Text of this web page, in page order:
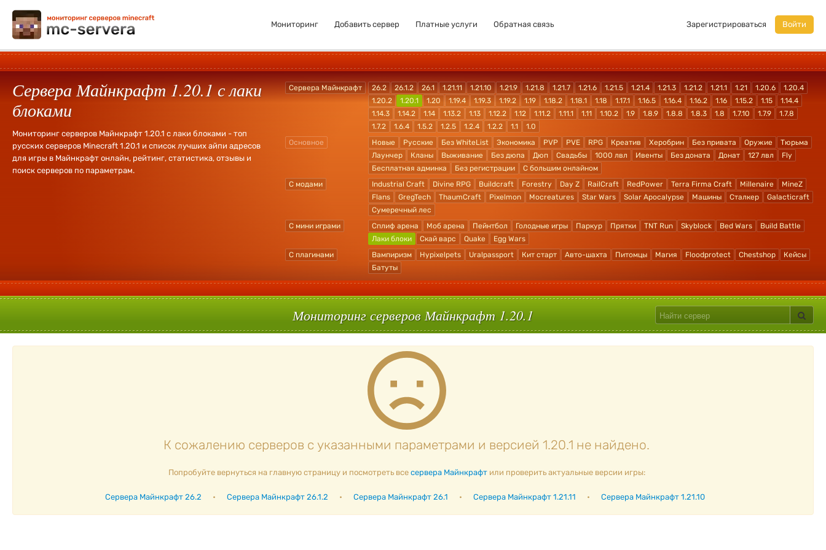
Мониторинг Добавить сервер Платные услуги Обратная связь Зарегистрироваться Войти
Сервера Майнкрафт 1.20.1 с лаки
блоками
Мониторинг серверов Майнкрафт 1.20.1 с лаки блоками - топ
русских серверов Minecraft 1.20.1 и список лучших айпи адресов
для игры в Майнкрафт онлайн, рейтинг, статистика, отзывы и
поиск серверов по параметрам.
Сервера Майнкрафт 26.2 26.1.2 26.1 1.21.11 1.21.10 1.21.9 1.21.8 1.21.7 1.21.6 1.21.5 1.21.4 1.21.3 1.21.2 1.21.1 1.21 1.20.6
1.20.4
1.20.2
1.20.1 1.20 1.19.4 1.19.3 1.19.2 1.19 1.18.2 1.18.1 1.18 1.17.1 1.16.5 1.16.4 1.16.2 1.16 1.15.2 1.15
1.14.4
1.14.3
1.14.2 1.14 1.13.2 1.13 1.12.2 1.12 1.11.2 1.11.1 1.11 1.10.2 1.9 1.8.9 1.8.8 1.8.3 1.8 1.7.10 1.7.9
1.7.8
1.7.2
1.6.4 1.5.2 1.2.5 1.2.4 1.2.2 1.1
1.0
Основное
Новые Русские Без WhiteList Экономика PVP PVE RPG Креатив Херобрин Без привата Оружие
Тюрьма
Лаунчер
Кланы Выживание Без дюпа Дюп Свадьбы 1000 лвл Ивенты Без доната Донат 127 лвл
Fly
Бесплатная админка
Без регистрации
С большим онлайном
С модами
Industrial Craft Divine RPG Buildcraft Forestry Day Z RailCraft RedPower Terra Firma Craft Millenaire
MineZ
Flans
GregTech ThaumCraft Pixelmon Mocreatures Star Wars Solar Apocalypse Машины Сталкер
Galacticraft
Сумеречный лес
С мини играми
Сплиф арена Моб арена Пейнтбол Голодные игры Паркур Прятки TNT Run Skyblock Bed Wars
Build Battle
Лаки блоки
Скай варс Quake
Egg Wars
С плагинами
Вампиризм Hypixelpets Uralpassport Кит старт Авто-шахта Питомцы Магия Floodprotect Chestshop
Кейсы
Батуты
Мониторинг серверов Майнкрафт 1.20.1
К сожалению серверов с указанными параметрами и версией 1.20.1 не найдено.
Попробуйте вернуться на главную страницу и посмотреть все сервера Майнкрафтили проверить актуальные версии игры:
Сервера Майнкрафт 26.2 • Сервера Майнкрафт 26.1.2 • Сервера Майнкрафт 26.1 • Сервера Майнкрафт 1.21.11 • Сервера Майнкрафт 1.21.10